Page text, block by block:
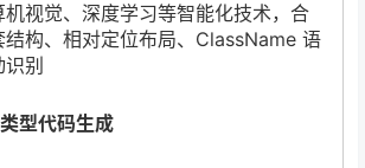
视觉、深度学习等智能化技术，合
构、相对定位布局、ClassName 语
别
型代码生成